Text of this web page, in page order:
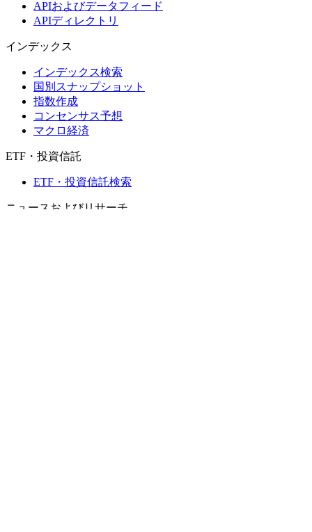
APIおよびデータフィード
APIディレクトリ
インデックス
インデックス検索
国別スナップショット
指数作成
コンセンサス予想
マクロ経済
ETF・投資信託
ETF・投資信託検索
ニュースおよびリサーチ